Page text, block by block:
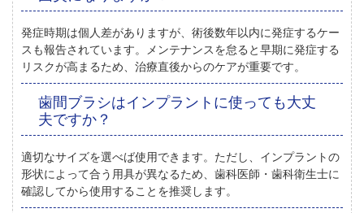
発症時期は個人差がありますが、術後数年以内に発症するケー
スも報告されています。メンテナンスを怠ると早期に発症する
リスクが高まるため、治療直後からのケアが重要です。
歯間ブラシはインプラントに使っても大丈
夫ですか？
適切なサイズを選べば使用できます。ただし、インプラントの
形状によって合う用具が異なるため、歯科医師・歯科衛生士に
確認してから使用することを推奨します。